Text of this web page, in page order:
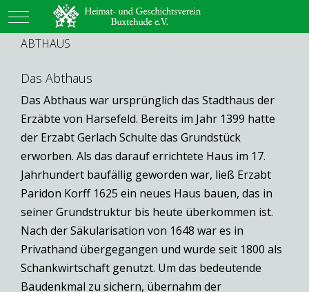
Mobile Menu Toggle
ABTHAUS
Das Abthaus
Das Abthaus war ursprünglich das Stadthaus der
Erzäbte von Harsefeld. Bereits im Jahr 1399 hatte
der Erzabt Gerlach Schulte das Grundstück
erworben. Als das darauf errichtete Haus im 17.
Jahrhundert baufällig geworden war, ließ Erzabt
Paridon Korff 1625 ein neues Haus bauen, das in
seiner Grundstruktur bis heute überkommen ist.
Nach der Säkularisation von 1648 war es in
Privathand übergegangen und wurde seit 1800 als
Schankwirtschaft genutzt. Um das bedeutende
Baudenkmal zu sichern, übernahm der